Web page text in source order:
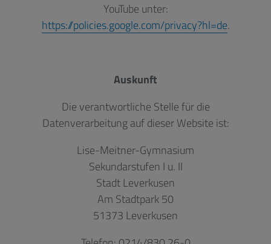
YouTube unter:
https://policies.google.com/privacy?hl=de.
Auskunft
Die verantwortliche Stelle für die
Datenverarbeitung auf dieser Website ist:
Lise-Meitner-Gymnasium
Sekundarstufen I u. II
Stadt Leverkusen
Am Stadtpark 50
51373 Leverkusen